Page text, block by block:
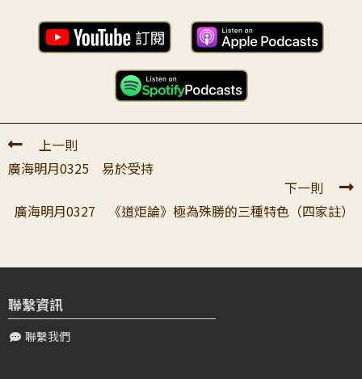
上一則
廣海明月0325 易於受持
下一則
廣海明月0327 《道炬論》極為殊勝的三種特色（四家註）
聯繫資訊
聯繫我們